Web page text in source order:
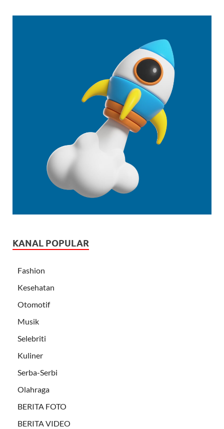
KANAL POPULAR
Fashion
Kesehatan
Otomotif
Musik
Selebriti
Kuliner
Serba-Serbi
Olahraga
BERITA FOTO
BERITA VIDEO